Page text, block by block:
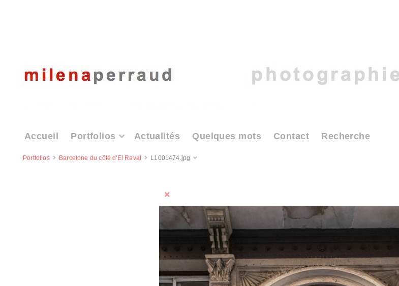
Portfolios Barcelone du côté d'El Raval L1001474.jpg
Accueil Portfolios Actualités Quelques mots Contact Recherche